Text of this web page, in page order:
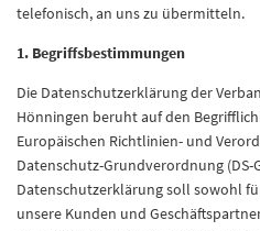
telefonisch, an uns zu übermitteln.
1. Begriffsbestimmungen
Die Datenschutzerklärung der
Hönningen beruht auf den
Europäischen Richtlinien- und
Datenschutz-Grundverordnung (DS-
Datenschutzerklärung soll sowohl
unsere Kunden und